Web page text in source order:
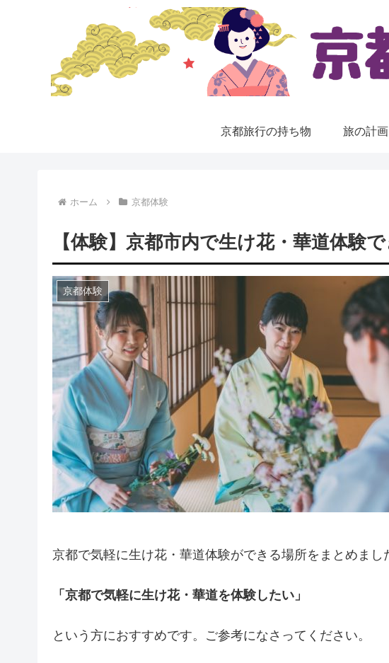
京都旅行の持ち物 旅の計画
ホーム 京都体験
【体験】京都市内で生け花・華道体験
京都体験
京都で気軽に生け花・華道体験ができる場所をまとめまし
「京都で気軽に生け花・華道を体験したい」
という方におすすめです。ご参考になさってください。